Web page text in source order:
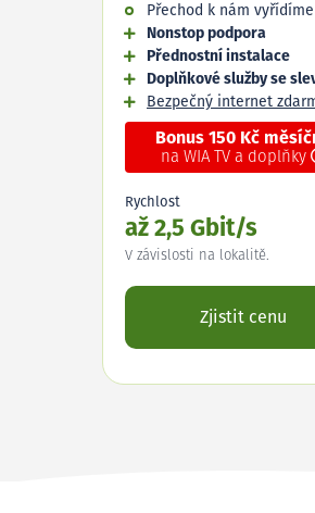
Přechod k nám
Nonstop podpora
Přednostní instalace
Doplňkové služby se
Bezpečný internet
Bonus 150 Kč
na WIA TV a doplňky
Rychlost
až 2,5 Gbit/s
V závislosti na lokalitě.
Zjistit cenu